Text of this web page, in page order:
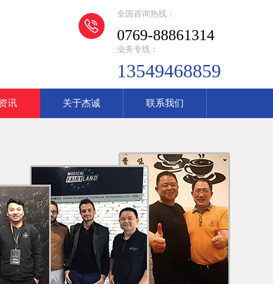
全国咨询热线：
0769-88861314
业务专线：
13549468859
讯 关于杰诚 联系我们